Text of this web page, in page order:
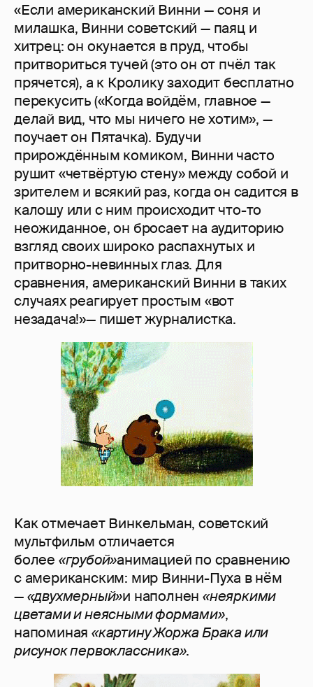
«Если американский Винни — соня и
милашка, Винни советский — паяц и
хитрец: он окунается в пруд, чтобы
притвориться тучей (это он от пчёл так
прячется), а к Кролику заходит бесплатно
перекусить («Когда войдём, главное —
делай вид, что мы ничего не хотим», —
поучает он Пятачка). Будучи
прирождённым комиком, Винни часто
рушит «четвёртую стену» между собой и
зрителем и всякий раз, когда он садится в
калошу или с ним происходит что-то
неожиданное, он бросает на аудиторию
взгляд своих широко распахнутых и
притворно-невинных глаз. Для
сравнения, американский Винни в таких
случаях реагирует простым «вот
незадача!»— пишет журналистка.
Как отмечает Винкельман, советский
мультфильм отличается
более «грубой»анимацией по сравнению
с американским: мир Винни-Пуха в нём
—«двухмерный»и наполнен«неяркими
цветами и неясными формами»,
напоминая«картину Жоржа Брака или
рисунок первоклассника».